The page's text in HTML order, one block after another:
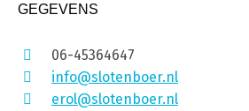
GEGEVENS
06-45364647
info@slotenboer.nl
erol@slotenboer.nl